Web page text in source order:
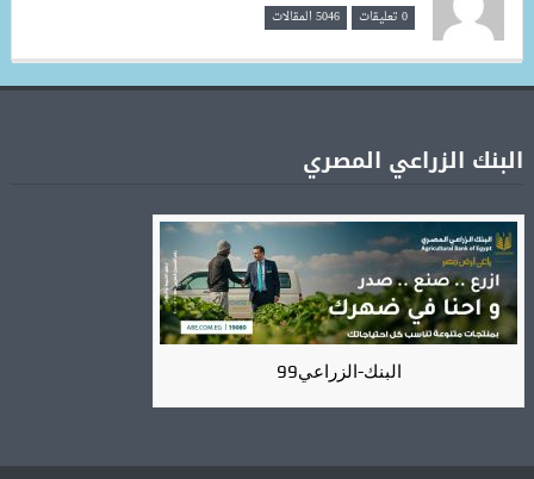
0 تعليقات 5046 المقالات
البنك الزراعي المصري
البنك-الزراعي99